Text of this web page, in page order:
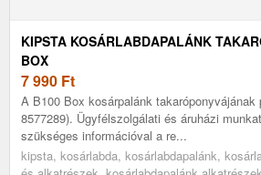
KIPSTA KOSÁRLABDAPALÁNK
BOX
7 990 Ft
A B100 Box kosárpalánk takaróponyvájának
8577289). Ügyfélszolgálati és áruházi
szükséges információval a re...
kipsta, kosárlabda, kosárlabdapalánk,